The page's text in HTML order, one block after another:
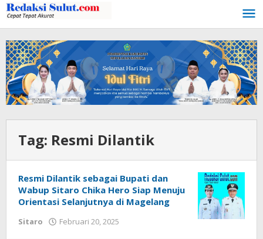
Lewati
ke
konten
Tag: Resmi Dilantik
Resmi Dilantik sebagai Bupati dan
Wabup Sitaro Chika Hero Siap Menuju
Orientasi Selanjutnya di Magelang
Sitaro Februari 20, 2025